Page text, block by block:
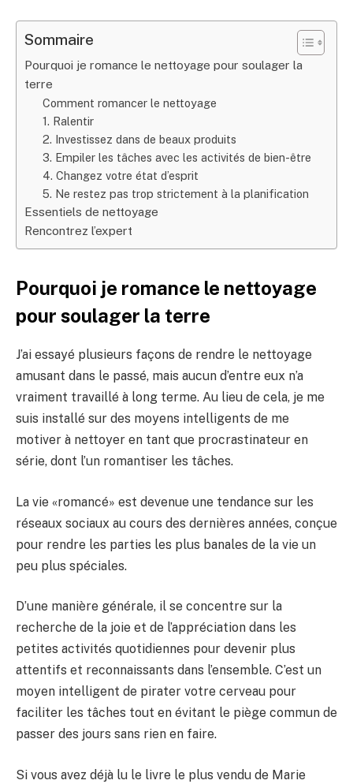
Sommaire
Pourquoi je romance le nettoyage pour soulager la
terre
Comment romancer le nettoyage
1. Ralentir
2. Investissez dans de beaux produits
3. Empiler les tâches avec les activités de bien-être
4. Changez votre état d’esprit
5. Ne restez pas trop strictement à la planification
Essentiels de nettoyage
Rencontrez l’expert
Pourquoi je romance le nettoyage
pour soulager la terre
J’ai essayé plusieurs façons de rendre le nettoyage
amusant dans le passé, mais aucun d’entre eux n’a
vraiment travaillé à long terme. Au lieu de cela, je me
suis installé sur des moyens intelligents de me
motiver à nettoyer en tant que procrastinateur en
série, dont l’un romantiser les tâches.
La vie «romancé» est devenue une tendance sur les
réseaux sociaux au cours des dernières années, conçue
pour rendre les parties les plus banales de la vie un
peu plus spéciales.
D’une manière générale, il se concentre sur la
recherche de la joie et de l’appréciation dans les
petites activités quotidiennes pour devenir plus
attentifs et reconnaissants dans l’ensemble. C’est un
moyen intelligent de pirater votre cerveau pour
faciliter les tâches tout en évitant le piège commun de
passer des jours sans rien en faire.
Si vous avez déjà lu le livre le plus vendu de Marie